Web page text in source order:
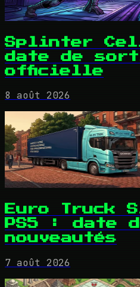
Splinter
date de
officielle
8 août 2026
Euro Truck
PS5 : date
nouveautés
7 août 2026